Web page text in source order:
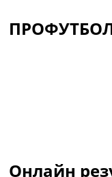
Онлайн